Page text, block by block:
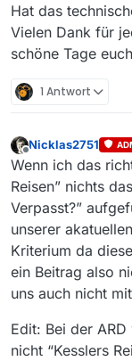
Hat das
Vielen Dank für
schöne Tage
1 Antwort
Offline
Nicklas2751
Wenn ich das
Reisen” nichts
Verpasst?”
unserer
Kriterium da
ein Beitrag also
uns auch nicht
Edit: Bei der
nicht “Kesslers